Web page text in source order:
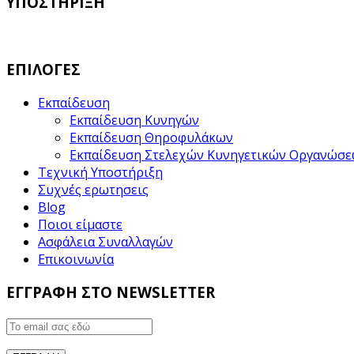
ΕΠΙΛΟΓΕΣ
Εκπαίδευση
Εκπαίδευση Κυνηγών
Εκπαίδευση Θηροφυλάκων
Εκπαίδευση Στελεχών Κυνηγετικών
Τεχνική Υποστήριξη
Συχνές ερωτησεις
Blog
Ποιοι είμαστε
Ασφάλεια Συναλλαγών
Επικοινωνία
ΕΓΓΡΑΦΗ ΣΤΟ NEWSLETTER